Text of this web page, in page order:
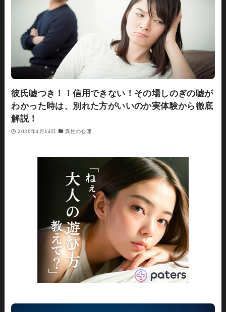
彼氏嘘つき！！信用できない！その場しのぎの嘘が
わかった時は、別れた方がいいのか実体験から徹底
解説！
2026年4月14日 異性の心理